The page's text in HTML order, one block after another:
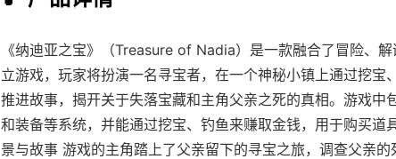
《纳迪亚之宝》（Treasure of Nadia）是一款融合了冒险、
立游戏，玩家将扮演一名寻宝者，在一个神秘小镇上通过挖宝
推进故事，揭开关于失落宝藏和主角父亲之死的真相。游戏中
和装备等系统，并能通过挖宝、钓鱼来赚取金钱，用于购买道
景与故事 游戏的主角踏上了父亲留下的寻宝之旅，调查父亲